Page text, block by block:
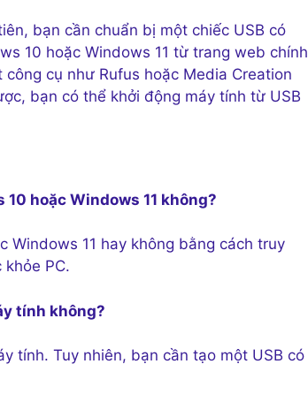
bạn cần chuẩn bị một chiếc USB có
10 hoặc Windows 11 từ trang web chính
cụ như Rufus hoặc Media Creation
bạn có thể khởi động máy tính từ USB
hoặc Windows 11 không?
Windows 11 hay không bằng cách truy
PC.
tính không?
tính. Tuy nhiên, bạn cần tạo một USB có